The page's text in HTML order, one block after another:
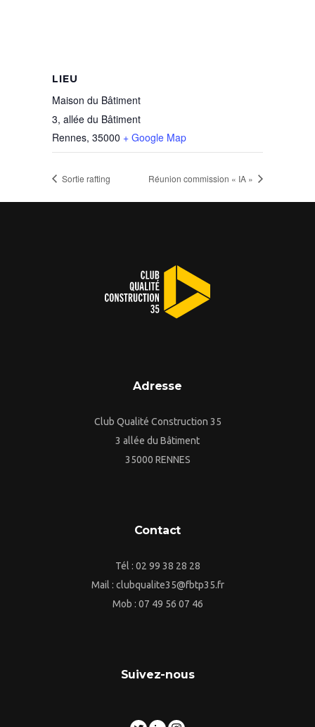
LIEU
Maison du Bâtiment
3, allée du Bâtiment
Rennes, 35000 + Google Map
Sortie rafting Réunion commission « IA »
Adresse
Club Qualité Construction 35
3 allée du Bâtiment
35000 RENNES
Contact
Tél : 02 99 38 28 28
Mail : clubqualite35@fbtp35.fr
Mob : 07 49 56 07 46
Suivez-nous